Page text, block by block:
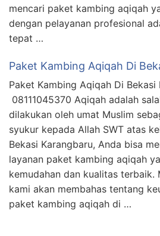
mencari paket kambing aqiqah
dengan pelayanan profesional
tepat …
Paket Kambing Aqiqah Di
Paket Kambing Aqiqah Di Bekasi
08111045370 Aqiqah adalah
dilakukan oleh umat Muslim
syukur kepada Allah SWT atas
Bekasi Karangbaru, Anda bisa
layanan paket kambing aqiqah
kemudahan dan kualitas terbaik.
kami akan membahas tentang
paket kambing aqiqah di …